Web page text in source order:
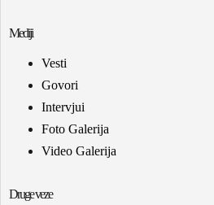
Mediji
Vesti
Govori
Intervjui
Foto Galerija
Video Galerija
Druge veze